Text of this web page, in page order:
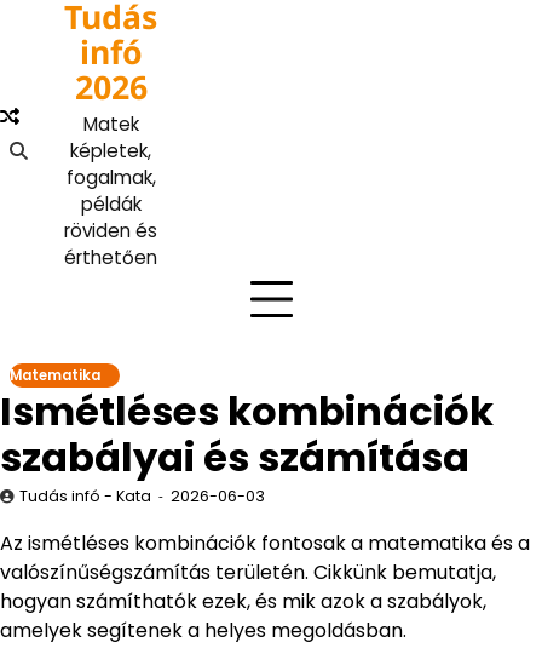
Tudás
infó
2026
Matek
képletek,
fogalmak,
példák
röviden és
érthetően
Matematika
Ismétléses kombinációk
szabályai és számítása
Tudás infó - Kata 2026-06-03
Az ismétléses kombinációk fontosak a matematika és a
valószínűségszámítás területén. Cikkünk bemutatja,
hogyan számíthatók ezek, és mik azok a szabályok,
amelyek segítenek a helyes megoldásban.